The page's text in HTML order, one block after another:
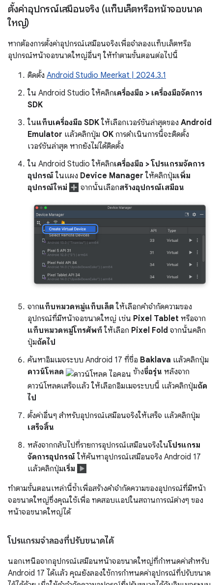
ตั้งค่าอุปกรณ์เสมือนจริง (แท็บเล็ตหรือหน้าจอขนาด
ใหญ่)
หากต้องการตั้งค่าอุปกรณ์เสมือนจริงเพื่อจำลองแท็บเล็ตหรือ
อุปกรณ์หน้าจอขนาดใหญ่อื่นๆ ให้ทำตามขั้นตอนต่อไปนี้
ติดตั้ง Android Studio Meerkat | 2024.3.1
ใน Android Studio ให้คลิกเครื่องมือ > เครื่องมือจัดการ
SDK
ในแท็บเครื่องมือ SDK ให้เลือกเวอร์ชันล่าสุดของ Android
Emulator แล้วคลิกปุ่ม OK การดำเนินการนี้จะติดตั้ง
เวอร์ชันล่าสุด หากยังไม่ได้ติดตั้ง
ใน Android Studio ให้คลิกเครื่องมือ > โปรแกรมจัดการ
อุปกรณ์ ในแผง Device Manager ให้คลิกปุ่มเพิ่ม
อุปกรณ์ใหม่
จากนั้นเลือกสร้างอุปกรณ์เสมือน
จากแท็บหมวดหมู่แท็บเล็ต ให้เลือกคำจำกัดความของ
อุปกรณ์ที่มีหน้าจอขนาดใหญ่ เช่น Pixel Tablet หรือจาก
แท็บหมวดหมู่โทรศัพท์ ให้เลือก Pixel Fold จากนั้นคลิก
ปุ่มถัดไป
ค้นหาอิมเมจระบบ Android 17 ที่ชื่อ Baklava แล้วคลิกปุ่ม
ดาวน์โหลด
ข้างชื่อรุ่น หลังจาก
ดาวน์โหลดเสร็จแล้ว ให้เลือกอิมเมจระบบนี้ แล้วคลิกปุ่มถัด
ไป
ตั้งค่าอื่นๆ สำหรับอุปกรณ์เสมือนจริงให้เสร็จ แล้วคลิกปุ่ม
เสร็จสิ้น
หลังจากกลับไปที่รายการอุปกรณ์เสมือนจริงในโปรแกรม
จัดการอุปกรณ์ให้ค้นหาอุปกรณ์เสมือนจริง Android 17
แล้วคลิกปุ่มเริ่ม
ทำตามขั้นตอนเหล่านี้ซ้ำเพื่อสร้างคำจำกัดความของอุปกรณ์ที่มีหน้า
จอขนาดใหญ่ซึ่งคุณใช้เพื่อ ทดสอบแอปในสถานการณ์ต่างๆ ของ
หน้าจอขนาดใหญ่ได้
โปรแกรมจำลองที่ปรับขนาดได้
นอกเหนือจากอุปกรณ์เสมือนหน้าจอขนาดใหญ่ที่กำหนดค่าสำหรับ
Android 17 ได้แล้ว คุณยังลองใช้การกำหนดค่าอุปกรณ์ที่ปรับขนาด